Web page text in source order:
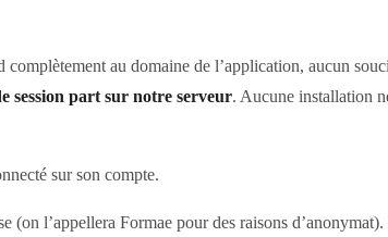
complètement au domaine de l’application, aucun
session part sur notre serveur. Aucune installation
sur son compte.
l’appellera Formae pour des raisons